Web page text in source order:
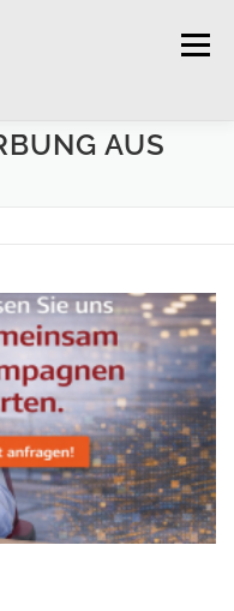
Menü
AUS